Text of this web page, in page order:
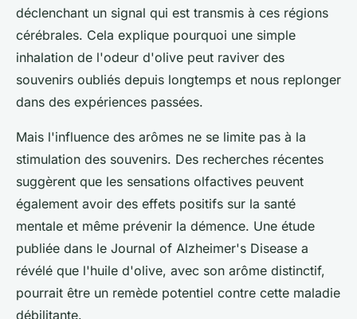
déclenchant un signal qui est transmis à ces régions
cérébrales. Cela explique pourquoi une simple
inhalation de l'odeur d'olive peut raviver des
souvenirs oubliés depuis longtemps et nous replonger
dans des expériences passées.
Mais l'influence des arômes ne se limite pas à la
stimulation des souvenirs. Des recherches récentes
suggèrent que les sensations olfactives peuvent
également avoir des effets positifs sur la santé
mentale et même prévenir la démence. Une étude
publiée dans le Journal of Alzheimer's Disease a
révélé que l'huile d'olive, avec son arôme distinctif,
pourrait être un remède potentiel contre cette maladie
débilitante.